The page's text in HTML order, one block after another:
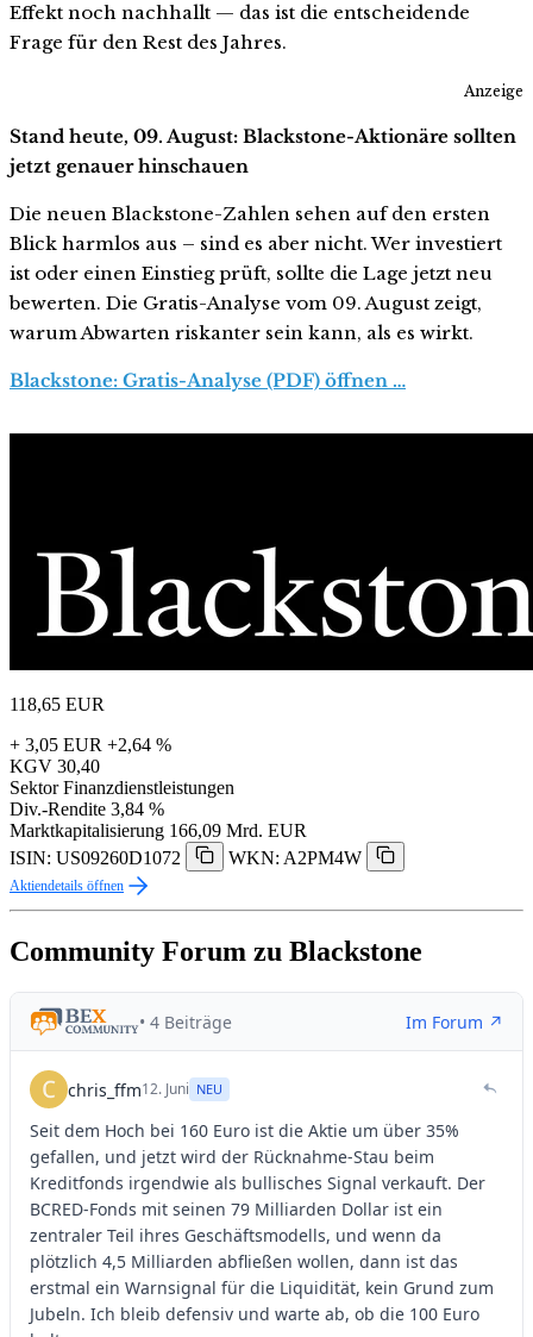
Effekt noch nachhallt — das ist die entscheidende
Frage für den Rest des Jahres.
Anzeige
Stand heute, 09. August: Blackstone-Aktionäre sollten
jetzt genauer hinschauen
Die neuen Blackstone-Zahlen sehen auf den ersten
Blick harmlos aus – sind es aber nicht. Wer investiert
ist oder einen Einstieg prüft, sollte die Lage jetzt neu
bewerten. Die Gratis-Analyse vom 09. August zeigt,
warum Abwarten riskanter sein kann, als es wirkt.
Blackstone: Gratis-Analyse (PDF) öffnen …
118,65 EUR
+ 3,05 EUR +2,64 %
KGV 30,40
Sektor Finanzdienstleistungen
Div.-Rendite 3,84 %
Marktkapitalisierung 166,09 Mrd. EUR
ISIN: US09260D1072
WKN: A2PM4W
Aktiendetails öffnen
Community Forum zu Blackstone